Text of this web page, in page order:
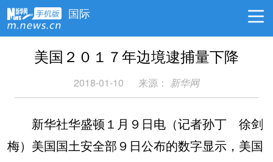
国际
美国２０１７年边境逮捕量下降
2018-01-10 来源： 新华网
新华社华盛顿１月９日电（记者孙丁 徐剑
梅）美国国土安全部９日公布的数字显示，美国